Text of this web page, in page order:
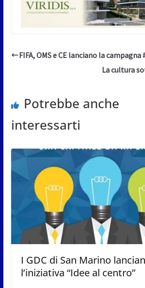
FIFA, OMS e CE lanciano la campagna
La cultura
Potrebbe anche
interessarti
I GDC di San Marino
l’iniziativa “Idee al centro”